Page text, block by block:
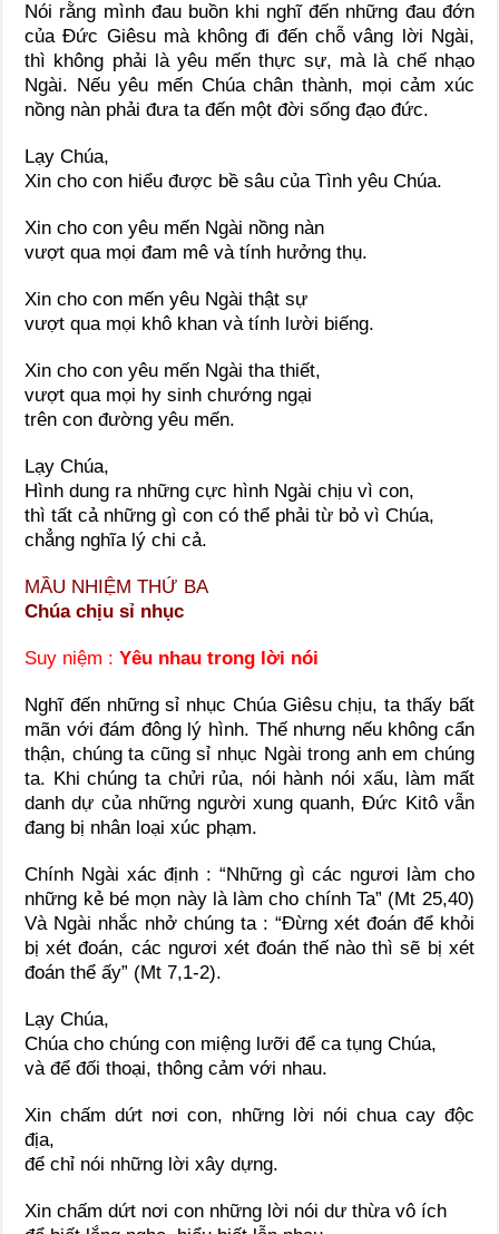
Nói rằng mình đau buồn khi nghĩ đến những đau đớn
của Đức Giêsu mà không đi đến chỗ vâng lời Ngài,
thì không phải là yêu mến thực sự, mà là chế nhạo
Ngài. Nếu yêu mến Chúa chân thành, mọi cảm xúc
nồng nàn phải đưa ta đến một đời sống đạo đức.
Lạy Chúa,
Xin cho con hiểu được bề sâu của Tình yêu Chúa.
Xin cho con yêu mến Ngài nồng nàn
vượt qua mọi đam mê và tính hưởng thụ.
Xin cho con mến yêu Ngài thật sự
vượt qua mọi khô khan và tính lười biếng.
Xin cho con yêu mến Ngài tha thiết,
vượt qua mọi hy sinh chướng ngại
trên con đường yêu mến.
Lạy Chúa,
Hình dung ra những cực hình Ngài chịu vì con,
thì tất cả những gì con có thể phải từ bỏ vì Chúa,
chẳng nghĩa lý chi cả.
MẦU NHIỆM THỨ BA
Chúa chịu sỉ nhục
Suy niệm : Yêu nhau trong lời nói
Nghĩ đến những sỉ nhục Chúa Giêsu chịu, ta thấy bất
mãn với đám đông lý hình. Thế nhưng nếu không cẩn
thận, chúng ta cũng sỉ nhục Ngài trong anh em chúng
ta. Khi chúng ta chửi rủa, nói hành nói xấu, làm mất
danh dự của những người xung quanh, Đức Kitô vẫn
đang bị nhân loại xúc phạm.
Chính Ngài xác định : “Những gì các ngươi làm cho
những kẻ bé mọn này là làm cho chính Ta” (Mt 25,40)
Và Ngài nhắc nhở chúng ta : “Đừng xét đoán để khỏi
bị xét đoán, các ngươi xét đoán thế nào thì sẽ bị xét
đoán thể ấy” (Mt 7,1-2).
Lạy Chúa,
Chúa cho chúng con miệng lưỡi để ca tụng Chúa,
và để đối thoại, thông cảm với nhau.
Xin chấm dứt nơi con, những lời nói chua cay độc
địa,
để chỉ nói những lời xây dựng.
Xin chấm dứt nơi con những lời nói dư thừa vô ích